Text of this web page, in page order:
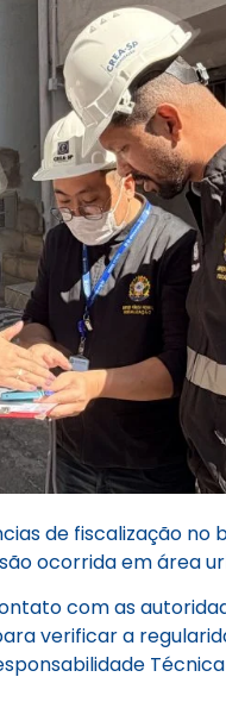
de fiscalização
ocorrida em área
com as
verificar a